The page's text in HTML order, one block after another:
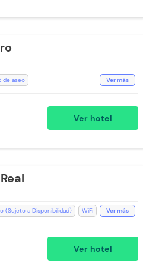
de aseo
Coworking
Ver más
Ver hotel
(Sujeto a Disponibilidad)
WiFi
Baño Privado
Ver más
Ver hotel